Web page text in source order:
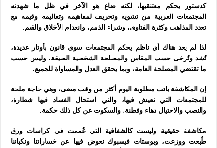
كدستور يحكم معتنقيها، لكنه ضاع هو الآخر في ظل ما شهدته
المجتمعات العربية من تشويه وتحريف لمفاهيمه وتعاليمه وقيمه مع
تعدد المذاهب وكثرة الفتاوى، وشراء الذمم، وانعدام الأخلاق والقيم.
لذا لم يعد هناك أي ناظم يحكم المجتمعات سوى قانون بأوتار عديدة،
تُشد وتُرخى حسب المقاس والمصلحة الشخصية الضيقة، وليس حسب
ما تقتضي المصلحة العامة، وبما يحقق العدل والمساواة للجميع.
إن المكاشفة باتت مطلوبة اليوم أكثر من وقت مضى، وهي حاجة ملحة
للمجتمعات التي نعيش فيها، والتي استحال الفساد فيها شطارة،
والنصب والاحتيال دهاء وفطنة، والسكوت عن كل ذلك حكمة.
مكاشفة حقيقية وليست كالشفافية التي عُممت في كراسات ورق
طُبعت ووزعت، وبوستات فيسبوك نعوض فيها عن خساراتنا ونكباتنا